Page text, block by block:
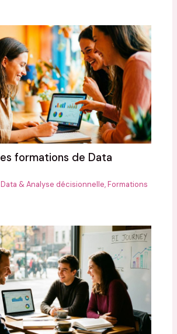
formations de Data
Data & Analyse décisionnelle,Formations